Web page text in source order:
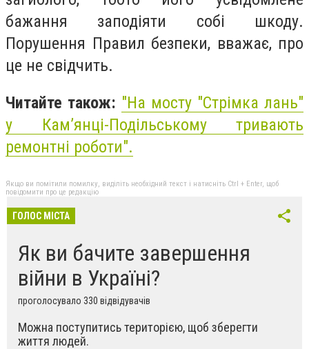
бажання заподіяти собі шкоду.
Порушення Правил безпеки, вважає, про
це не свідчить.
Читайте також: "На мосту "Стрімка лань"
у Кам’янці-Подільському тривають
ремонтні роботи".
Якщо ви помітили помилку, виділіть необхідний текст і натисніть Ctrl + Enter, щоб
повідомити про це редакцію
ГОЛОС МІСТА
Як ви бачите завершення
війни в Україні?
проголосувало 330 відвідувачів
Можна поступитись територією, щоб зберегти
життя людей.